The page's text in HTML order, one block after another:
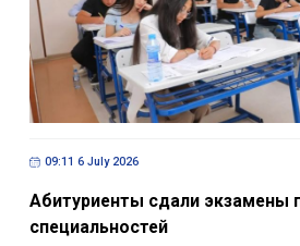
09:11 6 July 2026
Абитуриенты сдали экзамены
специальностей